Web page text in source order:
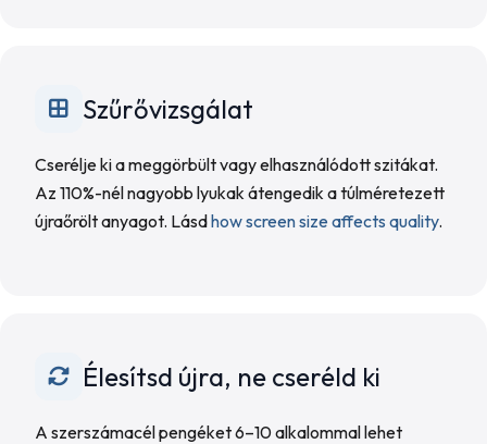
Szűrővizsgálat
Cserélje ki a meggörbült vagy elhasználódott szitákat.
Az 110%-nél nagyobb lyukak átengedik a túlméretezett
újraőrölt anyagot. Lásdhow screen size affects quality.
Élesítsd újra, ne cseréld ki
A szerszámacél pengéket 6–10 alkalommal lehet